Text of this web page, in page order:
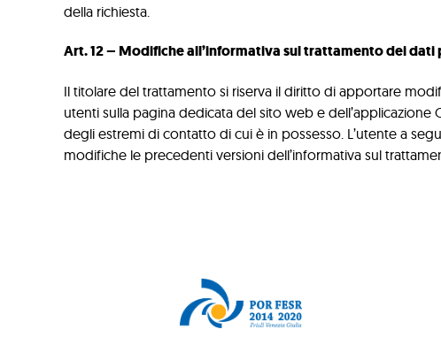
della richiesta.
Art. 12 – Modifiche all’informativa sul trattamento dei dati
Il titolare del trattamento si riserva il diritto di apportare
utenti sulla pagina dedicata del sito web e
degli estremi di contatto di cui è in possesso. L’utente a
modifiche le precedenti versioni dell’informativa sul